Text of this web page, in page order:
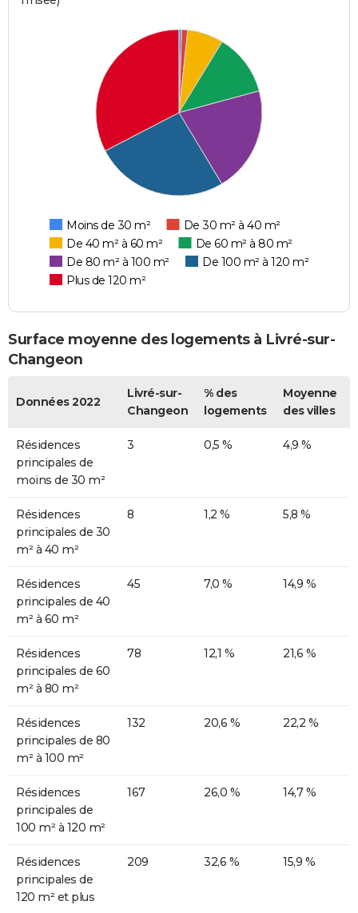
Moins de 30 m²
De 30 m² à 40 m²
De 40 m² à 60 m²
De 60 m² à 80 m²
De 80 m² à 100 m²
De 100 m² à 120 m²
Plus de 120 m²
Surface moyenne des logements à Livré-sur-
Changeon
Données 2022
Livré-sur-
Changeon
% des
logements
Moyenne
des villes
Résidences
principales de
moins de 30 m²
3 0,5 % 4,9 %
Résidences
principales de 30
m² à 40 m²
8 1,2 % 5,8 %
Résidences
principales de 40
m² à 60 m²
45 7,0 % 14,9 %
Résidences
principales de 60
m² à 80 m²
78 12,1 % 21,6 %
Résidences
principales de 80
m² à 100 m²
132 20,6 % 22,2 %
Résidences
principales de
100 m² à 120 m²
167 26,0 % 14,7 %
Résidences
principales de
120 m² et plus
209 32,6 % 15,9 %